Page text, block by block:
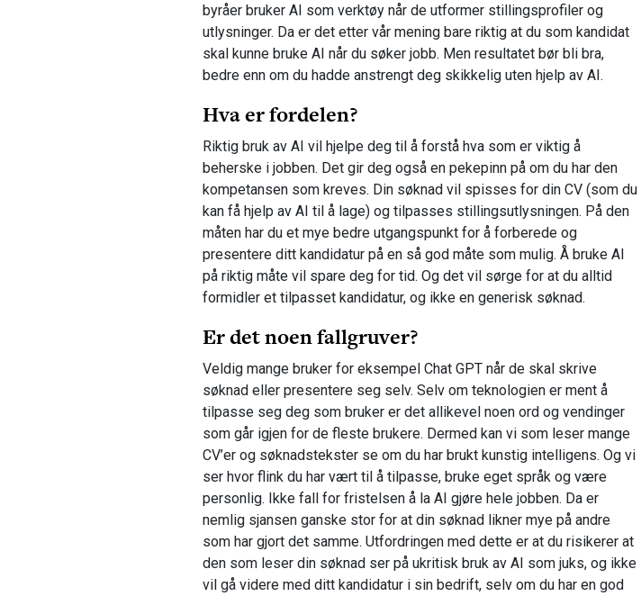
byråer bruker AI som verktøy når de utformer stillingsprofiler og
utlysninger. Da er det etter vår mening bare riktig at du som kandidat
skal kunne bruke AI når du søker jobb. Men resultatet bør bli bra,
bedre enn om du hadde anstrengt deg skikkelig uten hjelp av AI.
Hva er fordelen?
Riktig bruk av AI vil hjelpe deg til å forstå hva som er viktig å
beherske i jobben. Det gir deg også en pekepinn på om du har den
kompetansen som kreves. Din søknad vil spisses for din CV (som du
kan få hjelp av AI til å lage) og tilpasses stillingsutlysningen. På den
måten har du et mye bedre utgangspunkt for å forberede og
presentere ditt kandidatur på en så god måte som mulig. Å bruke AI
på riktig måte vil spare deg for tid. Og det vil sørge for at du alltid
formidler et tilpasset kandidatur, og ikke en generisk søknad.
Er det noen fallgruver?
Veldig mange bruker for eksempel Chat GPT når de skal skrive
søknad eller presentere seg selv. Selv om teknologien er ment å
tilpasse seg deg som bruker er det allikevel noen ord og vendinger
som går igjen for de fleste brukere. Dermed kan vi som leser mange
CV’er og søknadstekster se om du har brukt kunstig intelligens. Og vi
ser hvor flink du har vært til å tilpasse, bruke eget språk og være
personlig. Ikke fall for fristelsen å la AI gjøre hele jobben. Da er
nemlig sjansen ganske stor for at din søknad likner mye på andre
som har gjort det samme. Utfordringen med dette er at du risikerer at
den som leser din søknad ser på ukritisk bruk av AI som juks, og ikke
vil gå videre med ditt kandidatur i sin bedrift, selv om du har en god